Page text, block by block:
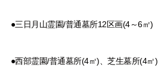
●三日月山霊園/普通墓所12区画(4～6㎡)
●西部霊園/普通墓所(4㎡)、芝生墓所(4㎡)